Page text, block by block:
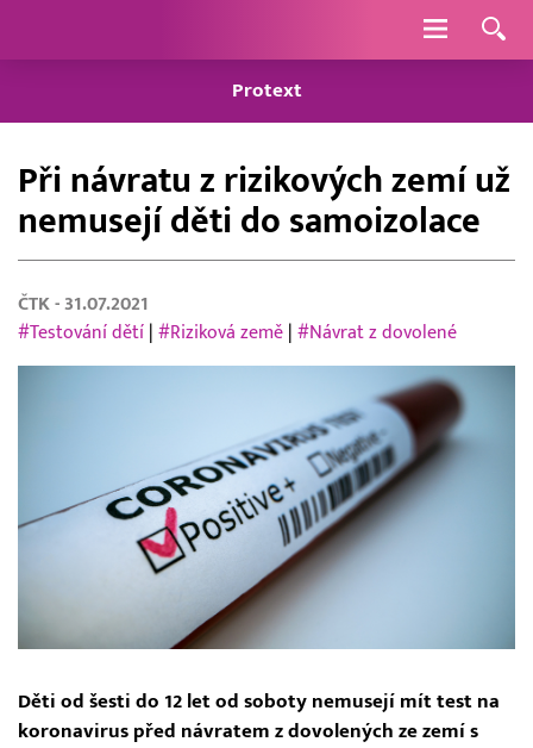
Navigace
Protext
Při návratu z rizikových zemí už
nemusejí děti do samoizolace
ČTK - 31.07.2021
#Testování dětí #Riziková země #Návrat z dovolené
Děti od šesti do 12 let od soboty nemusejí mít test na
koronavirus před návratem z dovolených ze zemí s